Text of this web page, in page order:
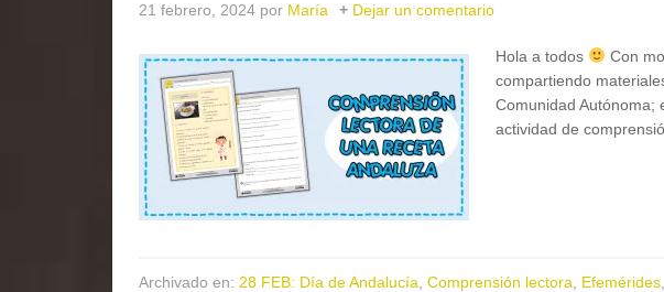
21 febrero, 2024 por María Dejar un comentario
Hola a todos
Con
compartiendo
Comunidad Autónoma;
actividad de
Archivado en: 28 FEB: Día de Andalucía Comprensión lectora Efemérides